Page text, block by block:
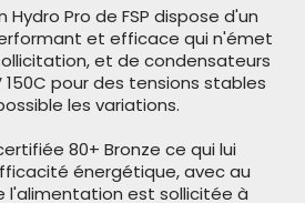
Pro de FSP dispose d'un
et efficace qui n'émet
et de condensateurs
pour des tensions stables
les variations.
80+ Bronze ce qui lui
énergétique, avec au
l'alimentation est sollicitée à